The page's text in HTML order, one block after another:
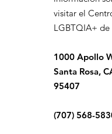
visitar el
LGBTQIA+ de
1000 Apollo
Santa Rosa,
95407
(707) 568-